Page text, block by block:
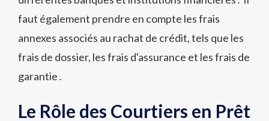
faut également prendre en compte les frais
annexes associés au rachat de crédit, tels que les
frais de dossier, les frais d'assurance et les frais de
garantie․
Le Rôle des Courtiers en Prêt